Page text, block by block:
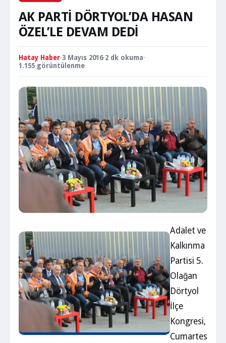
AK PARTİ DÖRTYOL’DA HASAN
ÖZEL’LE DEVAM DEDİ
Hatay Haber·3 Mayıs 2016·2 dk okuma·
1.155 görüntülenme
Adalet ve
Kalkınma
Partisi 5.
Olağan
Dörtyol
İlçe
Kongresi,
Cumartes